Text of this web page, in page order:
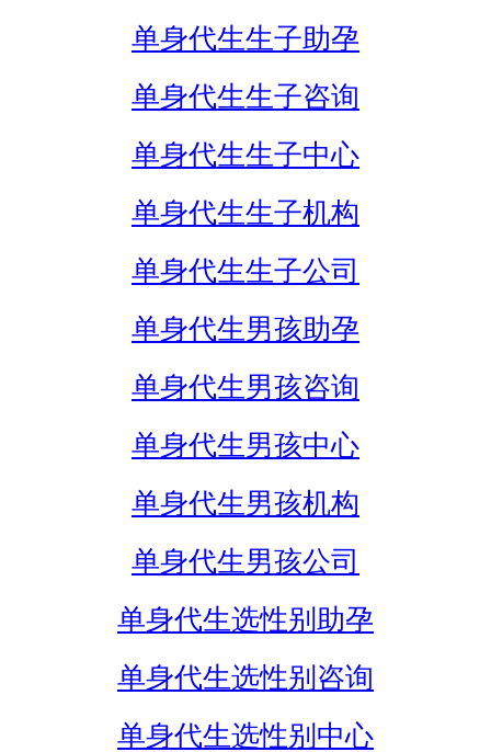
单身代生生子助孕
单身代生生子咨询
单身代生生子中心
单身代生生子机构
单身代生生子公司
单身代生男孩助孕
单身代生男孩咨询
单身代生男孩中心
单身代生男孩机构
单身代生男孩公司
单身代生选性别助孕
单身代生选性别咨询
单身代生选性别中心